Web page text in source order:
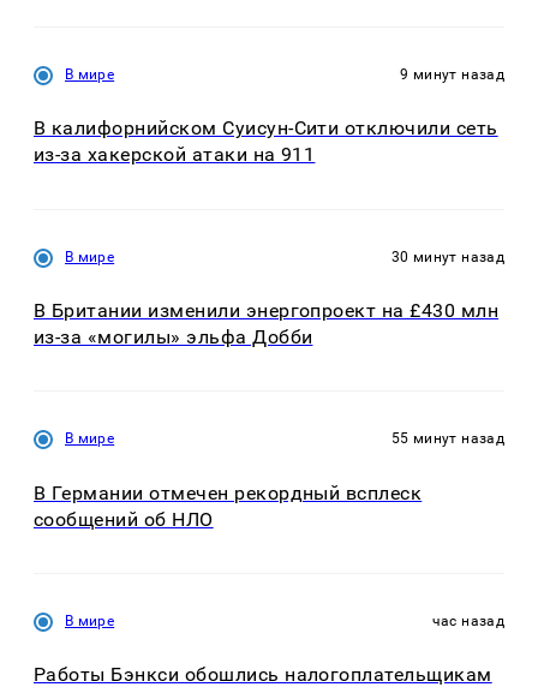
В мире 9 минут назад
В калифорнийском Суисун-Сити отключили сеть
из-за хакерской атаки на 911
В мире 30 минут назад
В Британии изменили энергопроект на £430 млн
из-за «могилы» эльфа Добби
В мире 55 минут назад
В Германии отмечен рекордный всплеск
сообщений об НЛО
В мире час назад
Работы Бэнкси обошлись налогоплательщикам